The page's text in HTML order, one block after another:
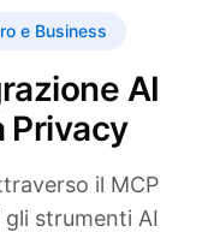
e Business
AI
Privacy
il MCP
strumenti AI